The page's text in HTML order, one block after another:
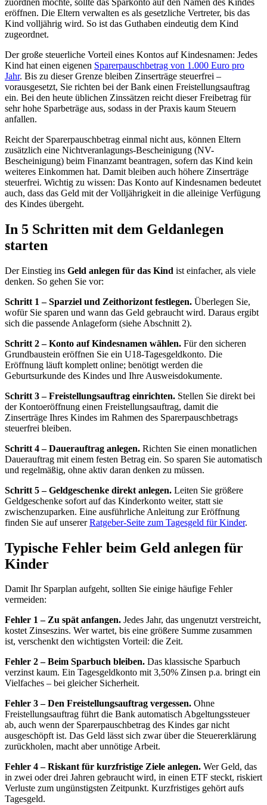
eröffnen. Die Eltern verwalten es als gesetzliche Vertreter, bis das
Kind volljährig wird. So ist das Guthaben eindeutig dem Kind
zugeordnet.
Der große steuerliche Vorteil eines Kontos auf Kindesnamen: Jedes
Kind hat einen eigenen Sparerpauschbetrag von 1.000 Euro pro
Jahr. Bis zu dieser Grenze bleiben Zinserträge steuerfrei –
vorausgesetzt, Sie richten bei der Bank einen Freistellungsauftrag
ein. Bei den heute üblichen Zinssätzen reicht dieser Freibetrag für
sehr hohe Sparbeträge aus, sodass in der Praxis kaum Steuern
anfallen.
Reicht der Sparerpauschbetrag einmal nicht aus, können Eltern
zusätzlich eine Nichtveranlagungs-Bescheinigung (NV-
Bescheinigung) beim Finanzamt beantragen, sofern das Kind kein
weiteres Einkommen hat. Damit bleiben auch höhere Zinserträge
steuerfrei. Wichtig zu wissen: Das Konto auf Kindesnamen bedeutet
auch, dass das Geld mit der Volljährigkeit in die alleinige Verfügung
des Kindes übergeht.
In 5 Schritten mit dem Geldanlegen
starten
Der Einstieg ins Geld anlegen für das Kind ist einfacher, als viele
denken. So gehen Sie vor:
Schritt 1 – Sparziel und Zeithorizont festlegen. Überlegen Sie,
wofür Sie sparen und wann das Geld gebraucht wird. Daraus ergibt
sich die passende Anlageform (siehe Abschnitt 2).
Schritt 2 – Konto auf Kindesnamen wählen. Für den sicheren
Grundbaustein eröffnen Sie ein U18-Tagesgeldkonto. Die
Eröffnung läuft komplett online; benötigt werden die
Geburtsurkunde des Kindes und Ihre Ausweisdokumente.
Schritt 3 – Freistellungsauftrag einrichten. Stellen Sie direkt bei
der Kontoeröffnung einen Freistellungsauftrag, damit die
Zinserträge Ihres Kindes im Rahmen des Sparerpauschbetrags
steuerfrei bleiben.
Schritt 4 – Dauerauftrag anlegen. Richten Sie einen monatlichen
Dauerauftrag mit einem festen Betrag ein. So sparen Sie automatisch
und regelmäßig, ohne aktiv daran denken zu müssen.
Schritt 5 – Geldgeschenke direkt anlegen. Leiten Sie größere
Geldgeschenke sofort auf das Kinderkonto weiter, statt sie
zwischenzuparken. Eine ausführliche Anleitung zur Eröffnung
finden Sie auf unsererRatgeber-Seite zum Tagesgeld für Kinder.
Typische Fehler beim Geld anlegen für
Kinder
Damit Ihr Sparplan aufgeht, sollten Sie einige häufige Fehler
vermeiden:
Fehler 1 – Zu spät anfangen. Jedes Jahr, das ungenutzt verstreicht,
kostet Zinseszins. Wer wartet, bis eine größere Summe zusammen
ist, verschenkt den wichtigsten Vorteil: die Zeit.
Fehler 2 – Beim Sparbuch bleiben. Das klassische Sparbuch
verzinst kaum. Ein Tagesgeldkonto mit 3,50% Zinsen p.a. bringt ein
Vielfaches – bei gleicher Sicherheit.
Fehler 3 – Den Freistellungsauftrag vergessen. Ohne
Freistellungsauftrag führt die Bank automatisch Abgeltungssteuer
ab, auch wenn der Sparerpauschbetrag des Kindes gar nicht
ausgeschöpft ist. Das Geld lässt sich zwar über die Steuererklärung
zurückholen, macht aber unnötige Arbeit.
Fehler 4 – Riskant für kurzfristige Ziele anlegen. Wer Geld, das
in zwei oder drei Jahren gebraucht wird, in einen ETF steckt, riskiert
Verluste zum ungünstigsten Zeitpunkt. Kurzfristiges gehört aufs
Tagesgeld.